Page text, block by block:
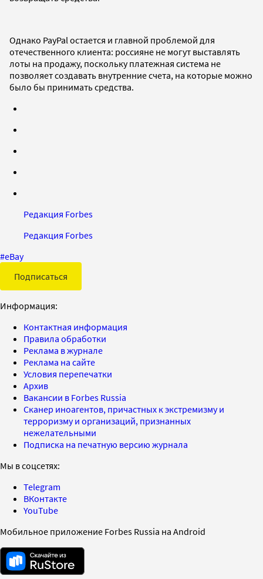
Однако PayPal остается и главной проблемой для
отечественного клиента: россияне не могут выставлять
лоты на продажу, поскольку платежная система не
позволяет создавать внутренние счета, на которые можно
было бы принимать средства.
Редакция Forbes
Редакция Forbes
#eBay
Подписаться
Информация:
Контактная информация
Правила обработки
Реклама в журнале
Реклама на сайте
Условия перепечатки
Архив
Вакансии в Forbes Russia
Сканер иноагентов, причастных к экстремизму и
терроризму и организаций, признанных
нежелательными
Подписка на печатную версию журнала
Мы в соцсетях:
Telegram
ВКонтакте
YouTube
Мобильное приложение Forbes Russia на Android